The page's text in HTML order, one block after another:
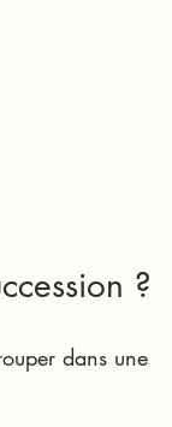
?
dans une